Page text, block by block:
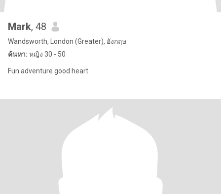
Mark, 48
Wandsworth, London (Greater), อังกฤษ
ค้นหา: หญิง 30 - 50
Fun adventure good heart